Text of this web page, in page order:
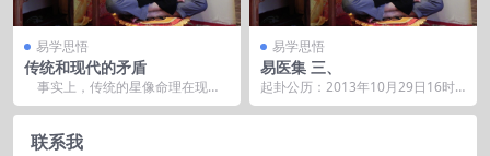
易学思悟
传统和现代的矛盾
事实上，传统的星像命理在现代
社会的应用中，已经出现了很多问
题。比如我们传...
易学思悟
易医集 三、
起卦公历：2013年10月29日16时5
8分(北京时间)。 起卦农历：癸巳年
九...
联系我